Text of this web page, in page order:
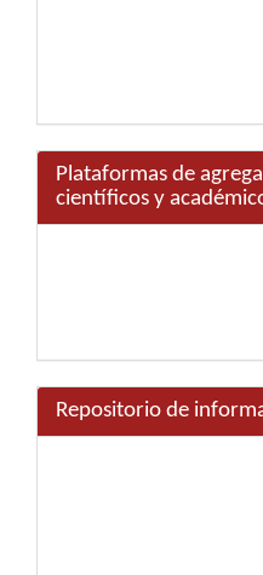
Plataformas de
científicos y
Repositorio de